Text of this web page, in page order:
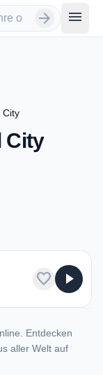
arrow_forward menu
City
City
favorite play_arrow
Entdecken
aller Welt auf